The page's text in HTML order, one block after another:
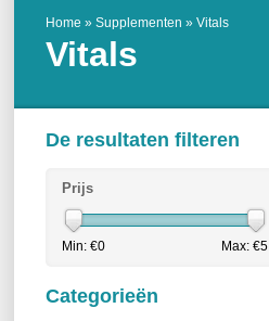
Home » Supplementen » Vitals
Vitals
De resultaten filteren
Prijs
Min: €0 Max: €5
Categorieën